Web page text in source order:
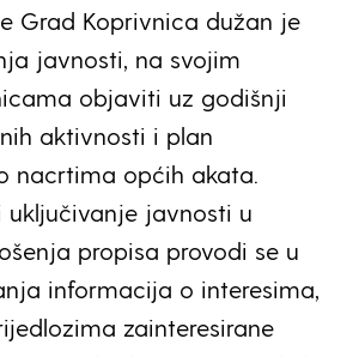
Grad Koprivnica dužan je
javnosti, na svojim
objaviti uz godišnji
aktivnosti i plan
nacrtima općih akata.
uključivanje javnosti u
propisa provodi se u
informacija o interesima,
zainteresirane